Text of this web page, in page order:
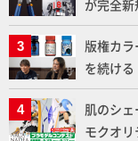
が完全
下ろし
ト」セ
版権カ
を続け
ー塗料
肌のシ
モクオ